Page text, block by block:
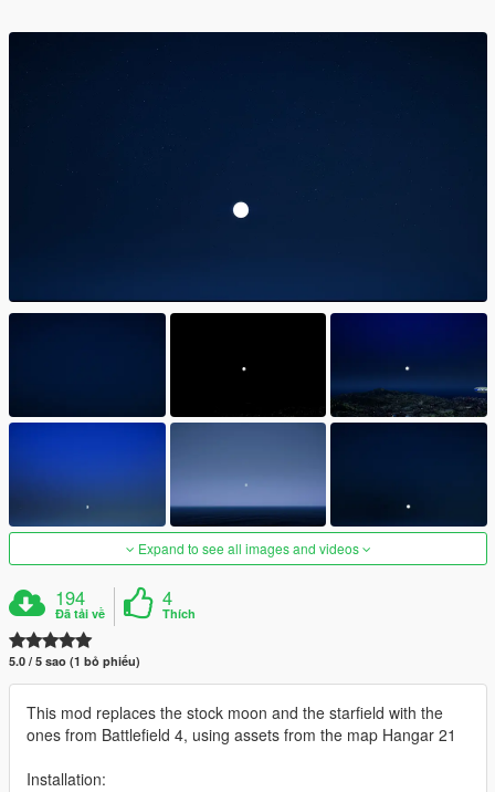
Expand to see all images and videos
194
Đã tải về
4
Thích
5.0 / 5 sao (1 bỏ phiếu)
This mod replaces the stock moon and the starfield with the
ones from Battlefield 4, using assets from the map Hangar 21
Installation: